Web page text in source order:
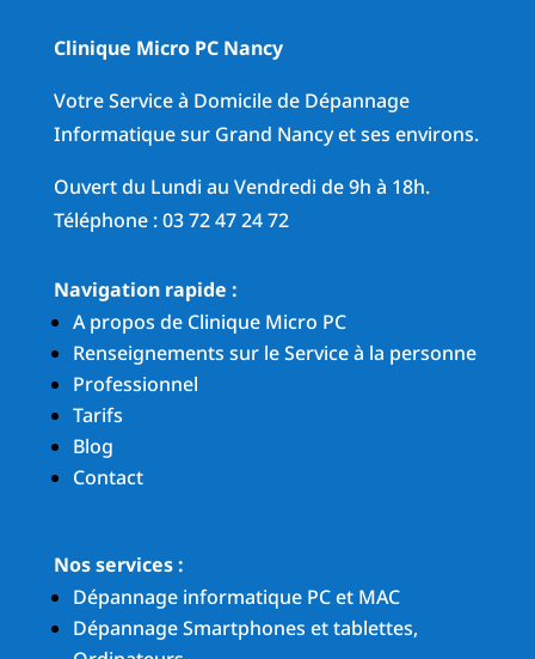
Clinique Micro PC Nancy
Votre Service à Domicile de Dépannage
Informatique sur Grand Nancy et ses environs.
Ouvert du Lundi au Vendredi de 9h à 18h.
Téléphone : 03 72 47 24 72
Navigation rapide :
A propos de Clinique Micro PC
Renseignements sur le Service à la personne
Professionnel
Tarifs
Blog
Contact
Nos services :
Dépannage informatique PC et MAC
Dépannage Smartphones et tablettes,